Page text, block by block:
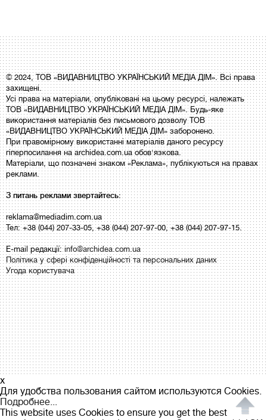
© 2024, ТОВ «ВИДАВНИЦТВО УКРАЇНСЬКИЙ МЕДІА ДІМ». Всі права
захищені.
Усі права на матеріали, опубліковані на цьому ресурсі, належать
ТОВ «ВИДАВНИЦТВО УКРАЇНСЬКИЙ МЕДІА ДІМ». Будь-яке
використання матеріалів без письмового дозволу ТОВ
«ВИДАВНИЦТВО УКРАЇНСЬКИЙ МЕДІА ДІМ» заборонено.
При правомірному використанні матеріалів даного ресурсу
гіперпосилання на archidea.com.ua обов'язкова.
Матеріали, що позначені знаком «Реклама», публікуються на правах
реклами.
З питань реклами звертайтесь:
reklama@mediadim.com.ua
Тел: +38 (044) 207-33-05, +38 (044) 207-97-00, +38 (044) 207-97-15.
E-mail редакції:info@archidea.com.ua
Політика у сфері конфіденційності та персональних даних
Угода користувача
x
Для удобства пользования сайтом используются Cookies.
Подробнее...
This website uses Cookies to ensure you get the best